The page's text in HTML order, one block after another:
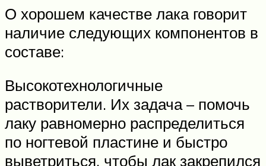
О хорошем качестве лака говорит
наличие следующих компонентов в
составе:
Высокотехнологичные
растворители. Их задача – помочь
лаку равномерно распределиться
по ногтевой пластине и быстро
выветриться, чтобы лак закрепился